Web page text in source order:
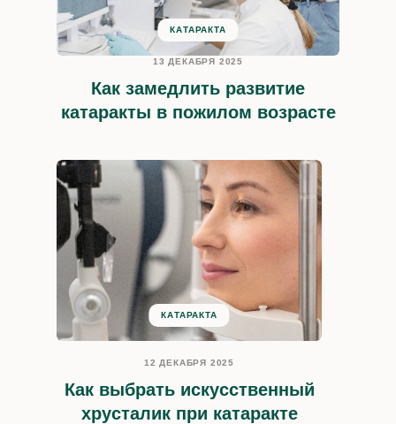
Контакты
Телефон
+7 (495) 473-43-58
с 8:00 до 22:00
Адрес
г. Москва,
Украинский бульвар
д. 6
КАТАРАКТА
13 ДЕКАБРЯ 2025
Как замедлить развитие
катаракты в пожилом возрасте
КАТАРАКТА
12 ДЕКАБРЯ 2025
Как выбрать искусственный
хрусталик при катаракте